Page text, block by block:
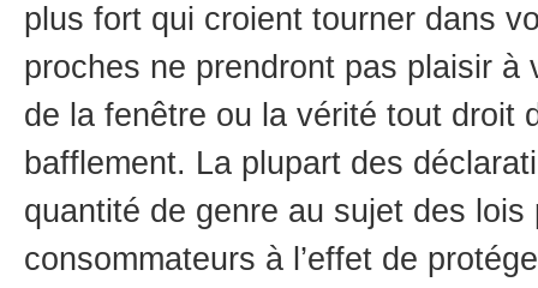
plus fort qui croient tourner dans
proches ne prendront pas plaisir à
de la fenêtre ou la vérité tout droit
bafflement. La plupart des
quantité de genre au sujet des
consommateurs à l’effet de